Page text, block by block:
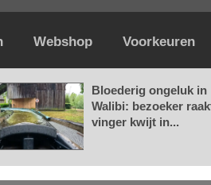
Webshop Voorkeuren
Bloederig ongeluk in
Walibi: bezoeker
vinger kwijt in...